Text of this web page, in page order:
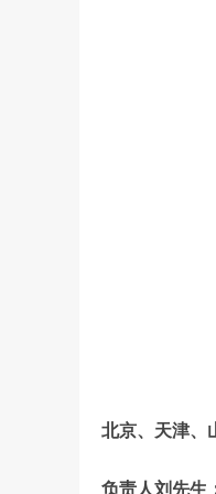
北京、天津、
负责人刘先生